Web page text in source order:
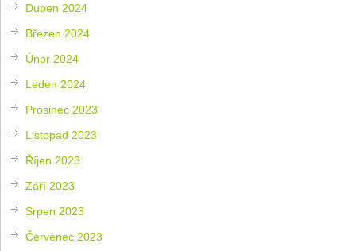
Duben 2024
Březen 2024
Únor 2024
Leden 2024
Prosinec 2023
Listopad 2023
Říjen 2023
Září 2023
Srpen 2023
Červenec 2023